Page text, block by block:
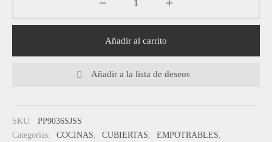
Añadir al carrito
Añadir a la lista de deseos
SKU:
PP9036SJSS
Categorías:
COCINAS CUBIERTAS EMPOTRABLES